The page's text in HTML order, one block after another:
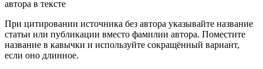
При цитировании источника без автора указывайте название
статьи или публикации вместо фамилии автора. Поместите
название в кавычки и используйте сокращённый вариант,
если оно длинное.